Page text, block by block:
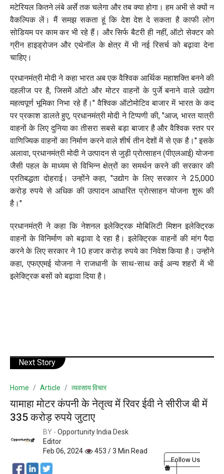
मटेरियल कितने लंबे अर्से तक चलेगा और तब क्या होगा। हम अभी से क्यों न
वैकल्पिक लें। मैं समझ सकता हूं कि देश देश दे सकता है काफी लोग
सोडियम पर काम कर भी रहे हैं। और सिर्फ बैटरी ही नहीं, ऑटो सेक्टर को
ग्रीन हाइड्रोजन और एथेनॉल के क्षेत्र में भी नई रिसर्च को बढ़ावा देना
चाहिए।
प्रधानमंत्री मोदी ने कहा भारत अब एक वैश्विक आर्थिक महाशक्ति बनने की
दहलीज पर है, जिसमें ऑटो और मोटर वाहनों के पुर्जे बनाने वाले उद्योग
महत्वपूर्ण भूमिका निभा रहे हैं।" वैश्विक ऑटोमोटिव बाजार में भारत के कद
पर प्रकाश डालते हुए, प्रधानमंत्री मोदी ने टिप्पणी की, "आज, भारत यात्री
वाहनों के लिए दुनिया का तीसरा सबसे बड़ा बाजार है और वैश्विक स्तर पर
वाणिज्यिक वाहनों का निर्माण करने वाले शीर्ष तीन देशों में से एक है।" इसके
अलावा, प्रधानमंत्री मोदी ने उत्पादन से जुड़ी प्रोत्साहन (पीएलआई) योजना
जैसी पहल के माध्यम से विभिन्न क्षेत्रों का समर्थन करने की सरकार की
प्रतिबद्धता दोहराई। उन्होंने कहा, "उद्योग के लिए सरकार ने 25,000
करोड़ रुपये से अधिक की उत्पादन आधारित प्रोत्साहन योजना शुरू की
है।"
प्रधानमंत्री ने कहा कि नेशनल इलेक्ट्रिक मोबिलिटी मिशन इलेक्ट्रिक
वाहनों के विनिर्माण को बढ़ावा दे रहा है। इलेक्ट्रिक वाहनों की मांग पैदा
करने के लिए सरकार ने 10 हजार करोड़ रुपये का निवेश किया है। उन्होंने
कहा, एफएएमई योजना ने राजधानी के साथ-साथ कई अन्य शहरों में भी
इलेक्ट्रिक बसों को बढ़ावा दिया है।
Next Story
Home Article व्यवसाय विचार
यामाहा मोटर कंपनी के नेतृत्व में रिवर ईवी ने सीरीज बी में
335 करोड़ रुपये जुटाए
BY - Opportunity India Desk
Editor
Feb 06, 2024
453 / 3 Min Read
Follow Us